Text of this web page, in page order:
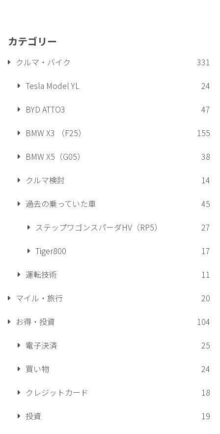
カテゴリー
クルマ・バイク
331
Tesla Model YL
24
BYD ATTO3
47
BMW X3 （F25）
155
BMW X5（G05）
38
クルマ検討
14
過去の乗っていた車
45
ステップワゴンスパーダHV（RP5）
27
Tiger800
17
運転技術
11
マイル・旅行
20
お得・投資
104
電子決済
25
買い物
24
クレジットカード
18
投資
19